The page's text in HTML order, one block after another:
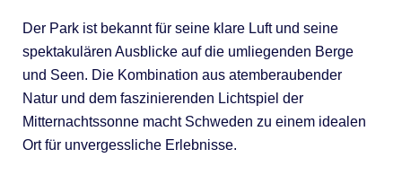
Der Park ist bekannt für seine klare Luft und seine
spektakulären Ausblicke auf die umliegenden Berge
und Seen. Die Kombination aus atemberaubender
Natur und dem faszinierenden Lichtspiel der
Mitternachtssonne macht Schweden zu einem idealen
Ort für unvergessliche Erlebnisse.